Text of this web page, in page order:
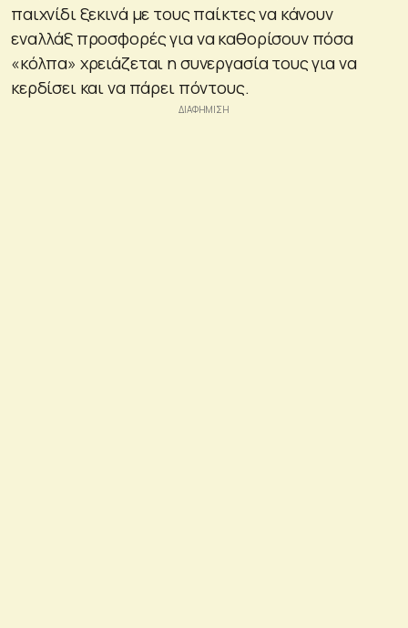
παιχνίδι ξεκινά με τους παίκτες να κάνουν
εναλλάξ προσφορές για να καθορίσουν πόσα
«κόλπα» χρειάζεται η συνεργασία τους για να
κερδίσει και να πάρει πόντους.